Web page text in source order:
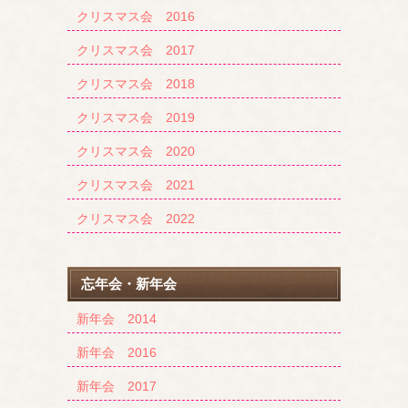
クリスマス会 2016
クリスマス会 2017
クリスマス会 2018
クリスマス会 2019
クリスマス会 2020
クリスマス会 2021
クリスマス会 2022
忘年会・新年会
新年会 2014
新年会 2016
新年会 2017